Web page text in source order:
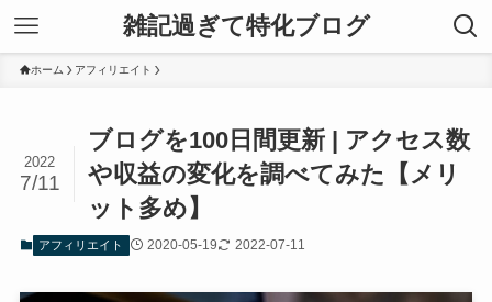
雑記過ぎて特化ブログ
ホーム アフィリエイト
ブログを100日間更新 | アクセス数
や収益の変化を調べてみた【メリ
ット多め】
2022
7/11
アフィリエイト 2020-05-19 2022-07-11